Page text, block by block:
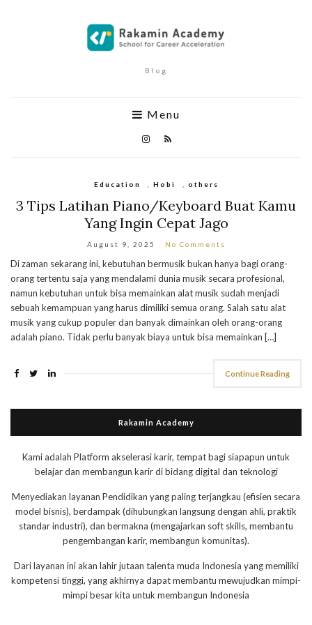
Blog
Menu
Education Hobi others
3 Tips Latihan Piano/Keyboard Buat Kamu
Yang Ingin Cepat Jago
August 9, 2025 No Comments
Di zaman sekarang ini, kebutuhan bermusik bukan hanya bagi orang-
orang tertentu saja yang mendalami dunia musik secara profesional,
namun kebutuhan untuk bisa memainkan alat musik sudah menjadi
sebuah kemampuan yang harus dimiliki semua orang. Salah satu alat
musik yang cukup populer dan banyak dimainkan oleh orang-orang
adalah piano. Tidak perlu banyak biaya untuk bisa memainkan […]
Continue Reading
Rakamin Academy
Kami adalah Platform akselerasi karir, tempat bagi siapapun untuk
belajar dan membangun karir di bidang digital dan teknologi
Menyediakan layanan Pendidikan yang paling terjangkau (efisien secara
model bisnis), berdampak (dihubungkan langsung dengan ahli, praktik
standar industri), dan bermakna (mengajarkan soft skills, membantu
pengembangan karir, membangun komunitas).
Dari layanan ini akan lahir jutaan talenta muda Indonesia yang memiliki
kompetensi tinggi, yang akhirnya dapat membantu mewujudkan mimpi-
mimpi besar kita untuk membangun Indonesia